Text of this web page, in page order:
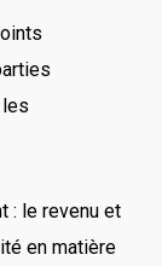
: le revenu et
en matière